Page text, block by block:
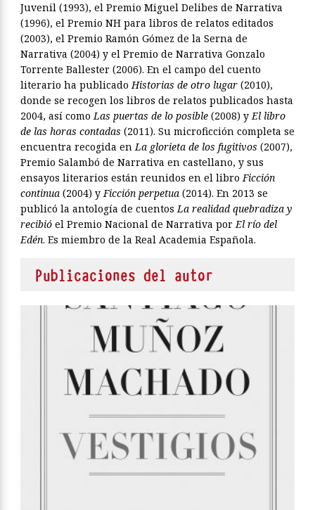
Juvenil (1993), el Premio Miguel Delibes de Narrativa
(1996), el Premio NH para libros de relatos editados
(2003), el Premio Ramón Gómez de la Serna de
Narrativa (2004) y el Premio de Narrativa Gonzalo
Torrente Ballester (2006). En el campo del cuento
literario ha publicadoHistorias de otro lugar (2010),
donde se recogen los libros de relatos publicados hasta
2004, así comoLas puertas de lo posible (2008) yEl libro
de las horas contadas (2011). Su microficción completa se
encuentra recogida enLa glorieta de los fugitivos (2007),
Premio Salambó de Narrativa en castellano, y sus
ensayos literarios están reunidos en el libroFicción
continua (2004) yFicción perpetua (2014). En 2013 se
publicó la antología de cuentosLa realidad quebradiza y
recibió el Premio Nacional de Narrativa porEl río del
Edén. Es miembro de la Real Academia Española.
Publicaciones del autor